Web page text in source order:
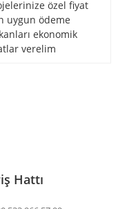
özel fiyat
uygun ödeme
ekonomik
verelim
Hattı